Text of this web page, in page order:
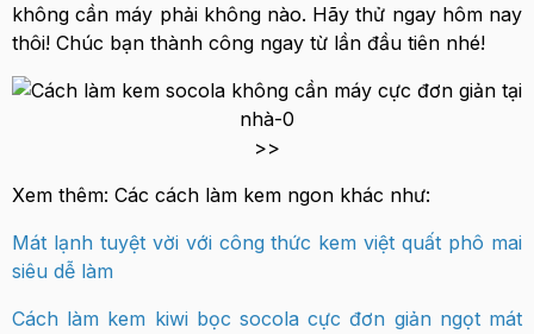
không cần máy phải không nào. Hãy thử ngay hôm nay
thôi! Chúc bạn thành công ngay từ lần đầu tiên nhé!
>>
Xem thêm: Các cách làm kem ngon khác như:
Mát lạnh tuyệt vời với công thức kem việt quất phô mai
siêu dễ làm
Cách làm kem kiwi bọc socola cực đơn giản ngọt mát